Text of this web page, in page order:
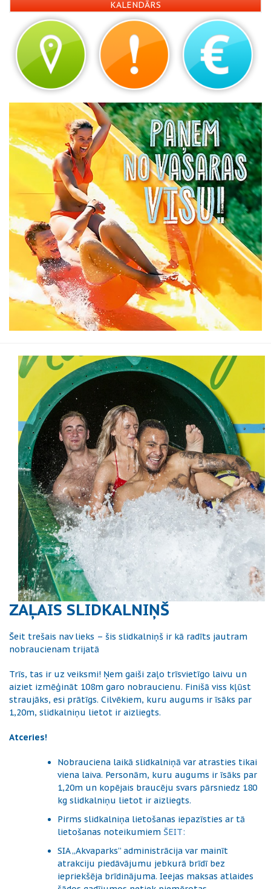
KALENDĀRS
ZAĻAIS SLIDKALNIŅŠ
Šeit trešais nav lieks – šis slidkalniņš ir kā radīts jautram
nobraucienam trijatā
Trīs, tas ir uz veiksmi! Ņem gaiši zaļo trīsvietīgo laivu un
aiziet izmēģināt 108m garo nobraucienu. Finišā viss kļūst
straujāks, esi prātīgs. Cilvēkiem, kuru augums ir īsāks par
1,20m, slidkalniņu lietot ir aizliegts.
Atceries!
Nobrauciena laikā slidkalniņā var atrasties tikai
viena laiva. Personām, kuru augums ir īsāks par
1,20m un kopējais braucēju svars pārsniedz 180
kg slidkalniņu lietot ir aizliegts.
Pirms slidkalniņa lietošanas iepazīsties ar tā
lietošanas noteikumiem ŠEIT:
SIA „Akvaparks” administrācija var mainīt
atrakciju piedāvājumu jebkurā brīdī bez
iepriekšēja brīdinājuma. Ieejas maksas atlaides